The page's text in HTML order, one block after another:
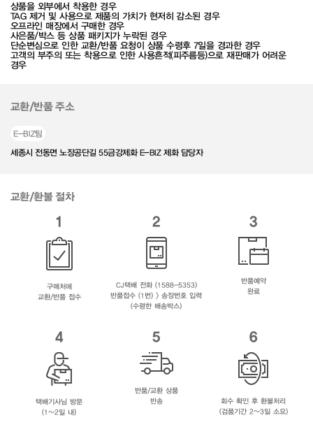
상품을 외부에서 착용한 경우
TAG 제거 및 사용으로 제품의 가치가 현저히 감소된 경우
오프라인 매장에서 구매한 경우
사은품/박스 등 상품 패키지가 누락된 경우
단순변심으로 인한 교환/반품 요청이 상품 수령후 7일을 경과한 경우
고객의 부주의 또는 착용으로 인한 사용흔적(피주름등)으로 재판매가 어려운
경우
교환/반품 주소
E-BIZ팀
세종시 전동면 노장공단길 55금강제화 E-BIZ 제화 담당자
교환/환불 절차
1
구매처에
교환/반품 접수
2
CJ택배 전화 (1588-5353)
반품접수 (1번) > 송장번호 입력
(수령한 배송박스)
3
반품예약
완료
4
택배기사님 방문
(1~2일 내)
5
반품/교환 상품
반송
6
회수 확인 후 환불처리
(검품기간 2~3일 소요)